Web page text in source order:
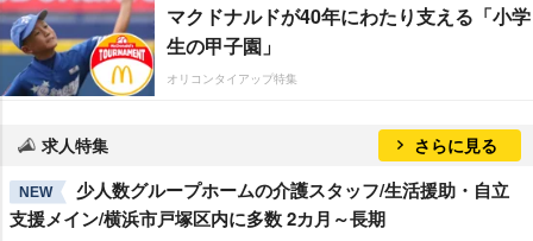
マクドナルドが40年にわたり支える「小学
生の甲子園」
オリコンタイアップ特集
求人特集 さらに見る
NEW
少人数グループホームの介護スタッフ/生活援助・自立
支援メイン/横浜市戸塚区内に多数 2カ月～長期